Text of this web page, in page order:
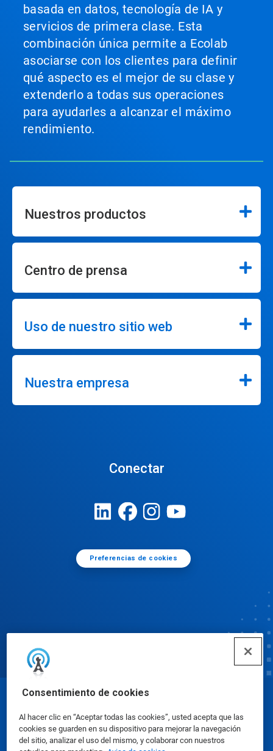
Consentimiento de cookies
Al hacer clic en “Aceptar todas las cookies”, usted acepta que las
cookies se guarden en su dispositivo para mejorar la navegación
del sitio, analizar el uso del mismo, y colaborar con nuestros
basada en datos, tecnología de IA y
servicios de primera clase. Esta
combinación única permite a Ecolab
asociarse con los clientes para definir
qué aspecto es el mejor de su clase y
extenderlo a todas sus operaciones
para ayudarles a alcanzar el máximo
rendimiento.
Nuestros productos
Centro de prensa
Uso de nuestro sitio web
Nuestra empresa
Conectar
Preferencias de cookies
Hojas de datos de seguridad|Política de privacidad